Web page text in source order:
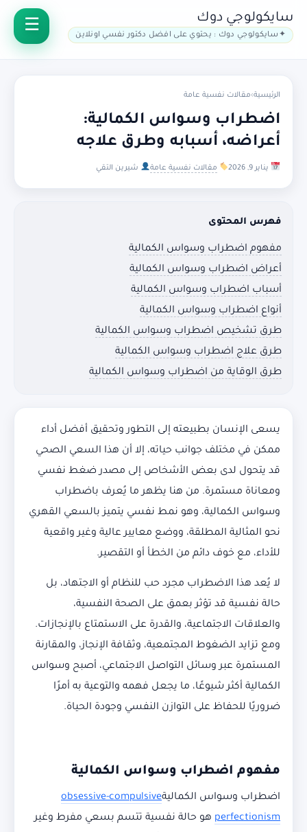
سايكولوجي دوك
سايكولوجي دوك : يحتوي على افضل دكتور نفسي اونلاين
الرئيسية›مقالات نفسية عامة
اضطراب وسواس الكمالية:
أعراضه، أسبابه وطرق علاجه
يناير 9, 2026 مقالات نفسية عامة شيرين التقي
فهرس المحتوى
مفهوم اضطراب وسواس الكمالية
أعراض اضطراب وسواس الكمالية
أسباب اضطراب وسواس الكمالية
أنواع اضطراب وسواس الكمالية
طرق تشخيص اضطراب وسواس الكمالية
طرق علاج اضطراب وسواس الكمالية
طرق الوقاية من اضطراب وسواس الكمالية
يسعى الإنسان بطبيعته إلى التطور وتحقيق أفضل أداء
ممكن في مختلف جوانب حياته، إلا أن هذا السعي الصحي
قد يتحول لدى بعض الأشخاص إلى مصدر ضغط نفسي
ومعاناة مستمرة. من هنا يظهر ما يُعرف باضطراب
وسواس الكمالية، وهو نمط نفسي يتميز بالسعي القهري
نحو المثالية المطلقة، ووضع معايير عالية وغير واقعية
للأداء، مع خوف دائم من الخطأ أو التقصير.
لا يُعد هذا الاضطراب مجرد حب للنظام أو الاجتهاد، بل
حالة نفسية قد تؤثر بعمق على الصحة النفسية،
والعلاقات الاجتماعية، والقدرة على الاستمتاع بالإنجازات.
ومع تزايد الضغوط المجتمعية، وثقافة الإنجاز، والمقارنة
المستمرة عبر وسائل التواصل الاجتماعي، أصبح وسواس
الكمالية أكثر شيوعًا، ما يجعل فهمه والتوعية به أمرًا
ضروريًا للحفاظ على التوازن النفسي وجودة الحياة.
مفهوم اضطراب وسواس الكمالية
اضطراب وسواس الكماليةobsessive-compulsive
perfectionism هو حالة نفسية تتسم بسعي مفرط وغير